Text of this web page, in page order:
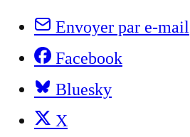
Envoyer par e-mail
Facebook
Bluesky
X